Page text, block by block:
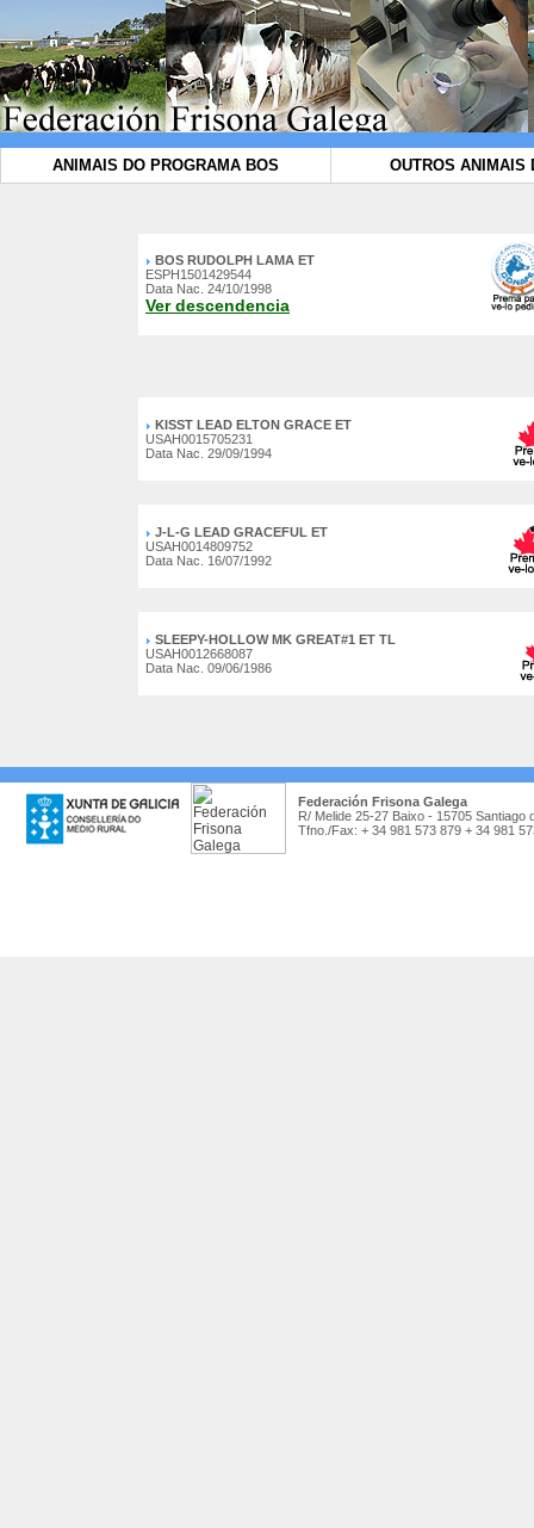
ANIMAIS DO PROGRAMA BOS OUTROS ANIMAIS
BOS RUDOLPH LAMA ET
ESPH1501429544
Data Nac. 24/10/1998
Ver descendencia
KISST LEAD ELTON GRACE ET
USAH0015705231
Data Nac. 29/09/1994
J-L-G LEAD GRACEFUL ET
USAH0014809752
Data Nac. 16/07/1992
SLEEPY-HOLLOW MK GREAT#1 ET TL
USAH0012668087
Data Nac. 09/06/1986
Federación Frisona Galega
R/ Melide 25-27 Baixo - 15705 Santiago
Tfno./Fax: + 34 981 573 879 + 34 981